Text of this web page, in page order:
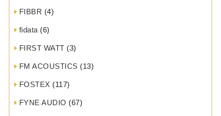
FIBBR (4)
fidata (6)
FIRST WATT (3)
FM ACOUSTICS (13)
FOSTEX (117)
FYNE AUDIO (67)